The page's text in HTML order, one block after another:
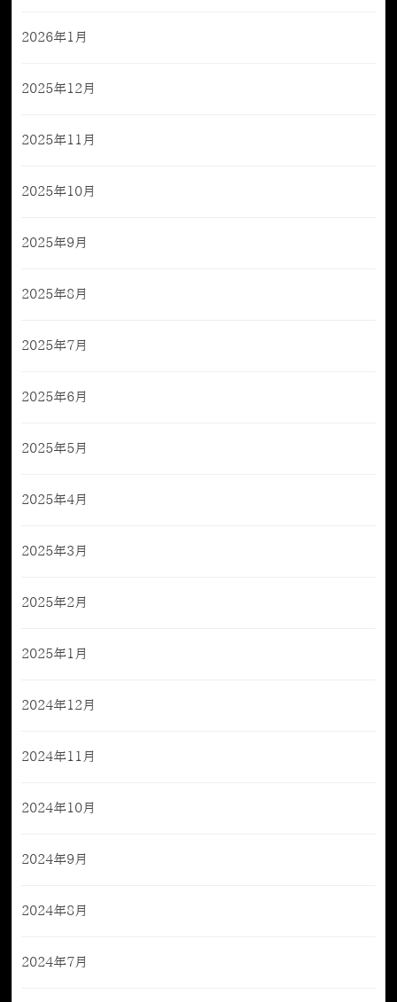
2026年1月
2025年12月
2025年11月
2025年10月
2025年9月
2025年8月
2025年7月
2025年6月
2025年5月
2025年4月
2025年3月
2025年2月
2025年1月
2024年12月
2024年11月
2024年10月
2024年9月
2024年8月
2024年7月